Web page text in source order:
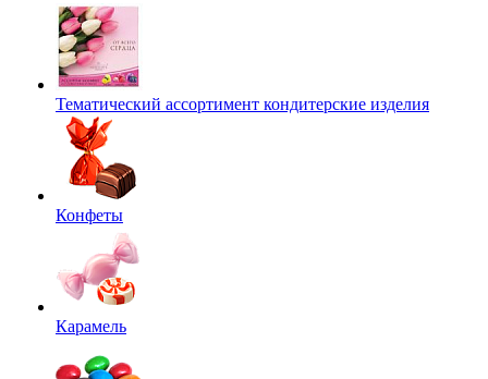
Тематический ассортимент кондитерские изделия
Конфеты
Карамель